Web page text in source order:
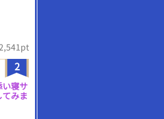
2
い寝サ
みま